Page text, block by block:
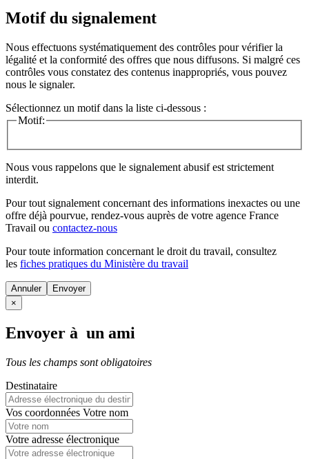
Motif du signalement
Nous effectuons systématiquement des contrôles pour vérifier la
légalité et la conformité des offres que nous diffusons. Si malgré ces
contrôles vous constatez des contenus inappropriés, vous pouvez
nous le signaler.
Sélectionnez un motif dans la liste ci-dessous :
Motif:
Nous vous rappelons que le signalement abusif est strictement
interdit.
Pour tout signalement concernant des informations inexactes ou une
offre déjà pourvue, rendez-vous auprès de votre agence France
Travail ou contactez-nous
Pour toute information concernant le droit du travail, consultez
les fiches pratiques du Ministère du travail
Annuler
×
Envoyer à un ami
Tous les champs sont obligatoires
Destinataire
Vos coordonnées Votre nom
Votre adresse électronique